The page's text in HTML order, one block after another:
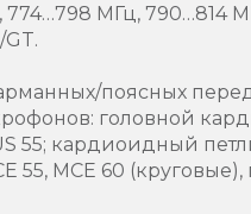
МГц, 790…814
поясных
головной
55; кардиоидный
MCE 60